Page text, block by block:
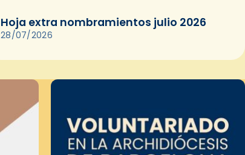
Hoja extra nombramientos julio 2026
28/07/2026